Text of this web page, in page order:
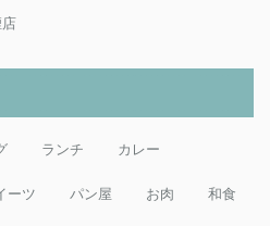
ランチ カレー
ーツ パン屋 お肉 和食